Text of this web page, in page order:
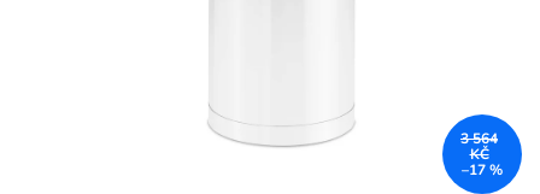
3 564
KČ
–17 %